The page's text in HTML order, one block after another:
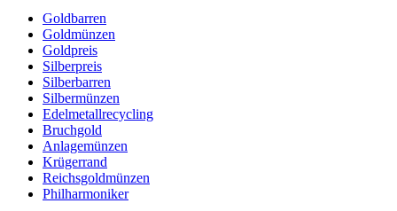
Goldbarren
Goldmünzen
Goldpreis
Silberpreis
Silberbarren
Silbermünzen
Edelmetallrecycling
Bruchgold
Anlagemünzen
Krügerrand
Reichsgoldmünzen
Philharmoniker